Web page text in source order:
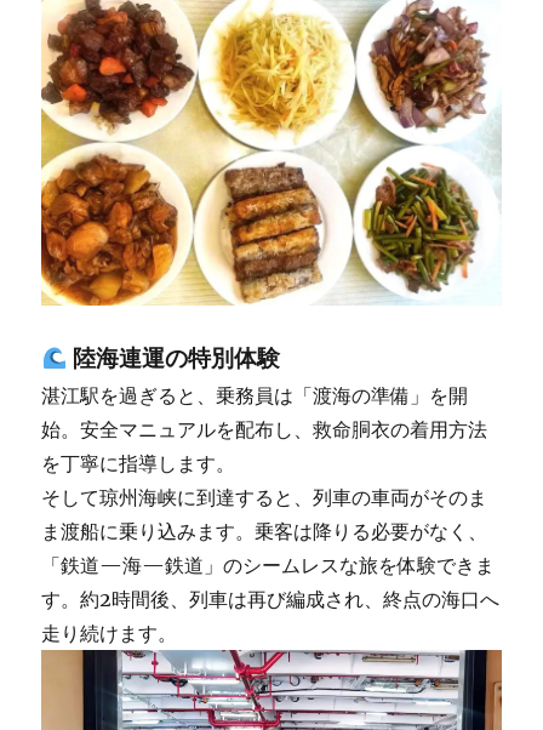
陸海連運の特別体験
湛江駅を過ぎると、乗務員は「渡海の準備」を開
始。安全マニュアルを配布し、救命胴衣の着用方法
を丁寧に指導します。
そして琼州海峡に到達すると、列車の車両がそのま
ま渡船に乗り込みます。乗客は降りる必要がなく、
「鉄道—海—鉄道」のシームレスな旅を体験できま
す。約2時間後、列車は再び編成され、終点の海口へ
走り続けます。